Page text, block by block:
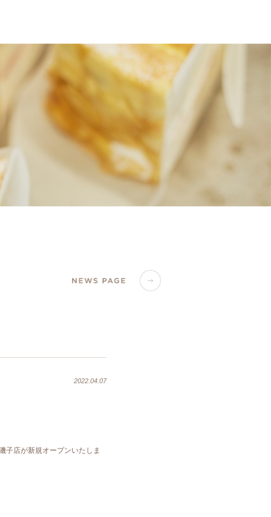
2022.04.07
子店が新規オープンいたしま